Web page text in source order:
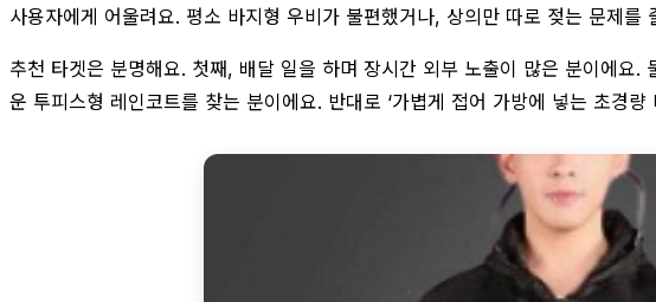
사용자에게 어울려요. 평소 바지형 우비가 불편했거나, 상의만 따로 젖는 문제를
추천 타겟은 분명해요. 첫째, 배달 일을 하며 장시간 외부 노출이 많은 분이에요
운 투피스형 레인코트를 찾는 분이에요. 반대로 ‘가볍게 접어 가방에 넣는 초경